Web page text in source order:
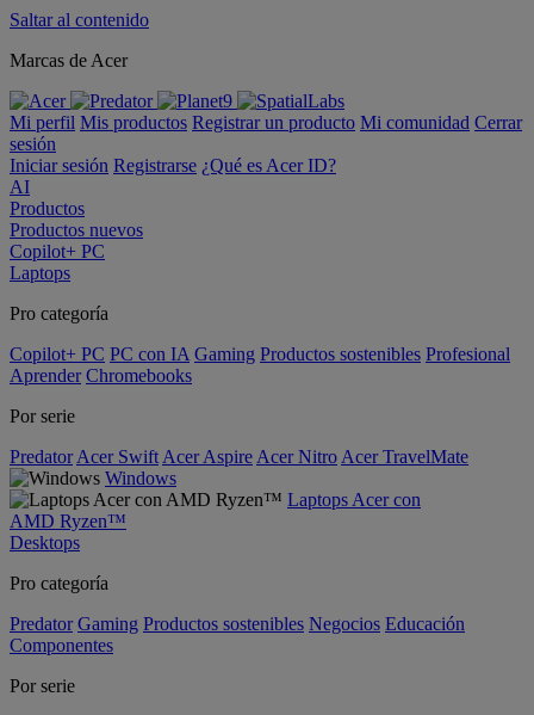
Saltar al contenido
Marcas de Acer
Mi perfil Mis productos Registrar un producto Mi comunidad Cerrar
sesión
Iniciar sesión Registrarse ¿Qué es Acer ID?
AI
Productos
Productos nuevos
Copilot+ PC
Laptops
Pro categoría
Copilot+ PC PC con IA Gaming Productos sostenibles Profesional
Aprender Chromebooks
Por serie
Predator Acer Swift Acer Aspire Acer Nitro Acer TravelMate
Windows
Laptops Acer con
AMD Ryzen™
Desktops
Pro categoría
Predator Gaming Productos sostenibles Negocios Educación
Componentes
Por serie